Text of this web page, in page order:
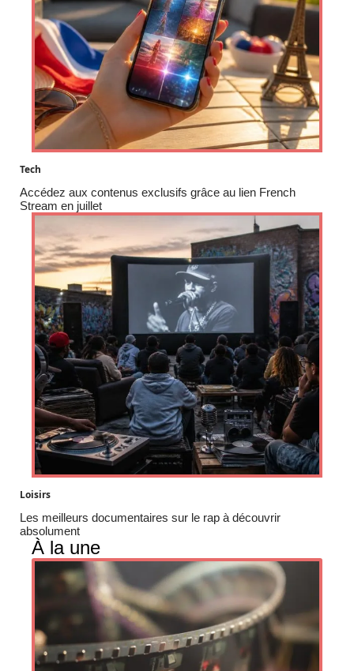
Tech
Accédez aux contenus exclusifs grâce au lien French
Stream en juillet
Loisirs
Les meilleurs documentaires sur le rap à découvrir
absolument
À la une